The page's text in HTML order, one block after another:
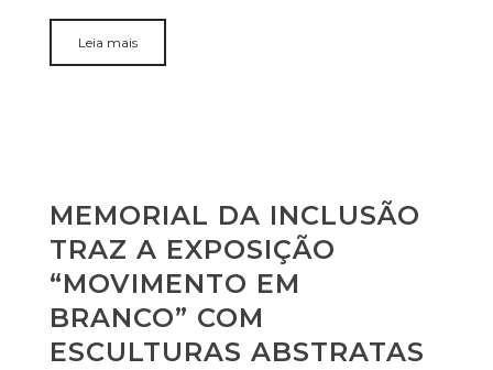
Leia mais
MEMORIAL DA INCLUSÃO
TRAZ A EXPOSIÇÃO
“MOVIMENTO EM
BRANCO” COM
ESCULTURAS ABSTRATAS